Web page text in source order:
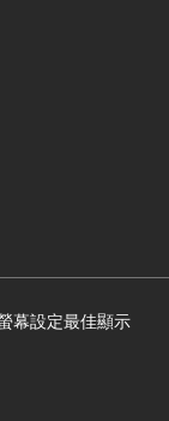
幕設定最佳顯示